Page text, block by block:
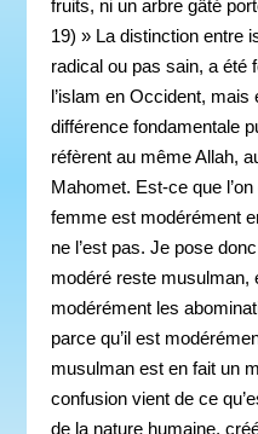
fruits, ni un arbre gâté
19) » La distinction entre
radical ou pas sain, a été
l’islam en Occident,
différence fondamentale
réfèrent au même Allah,
Mahomet. Est-ce que
femme est modérément
ne l’est pas. Je pose
modéré reste musulman,
modérément les
parce qu’il est
musulman est en fait un
confusion vient de ce
de la nature humaine,